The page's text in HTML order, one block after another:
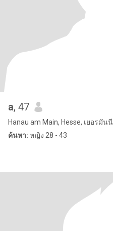
a, 47
Hanau am Main, Hesse, เยอรมันนี
ค้นหา: หญิง 28 - 43